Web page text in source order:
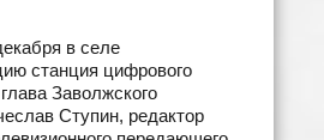
в селе
станция цифрового
Заволжского
Ступин, редактор